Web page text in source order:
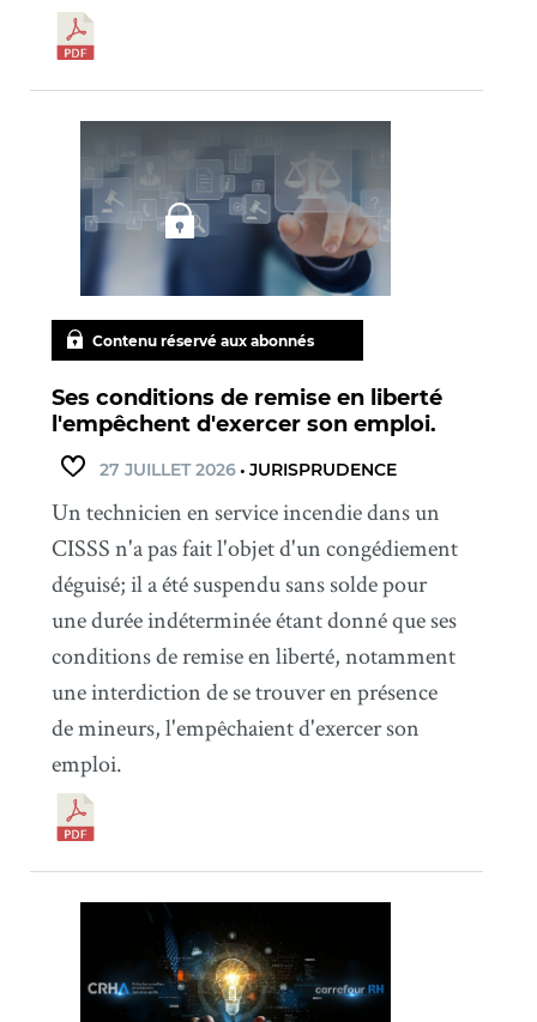
Contenu réservé aux abonnés
Ses conditions de remise en liberté
l'empêchent d'exercer son emploi.
27 JUILLET 2026• JURISPRUDENCE
Un technicien en service incendie dans un
CISSS n'a pas fait l'objet d'un congédiement
déguisé; il a été suspendu sans solde pour
une durée indéterminée étant donné que ses
conditions de remise en liberté, notamment
une interdiction de se trouver en présence
de mineurs, l'empêchaient d'exercer son
emploi.